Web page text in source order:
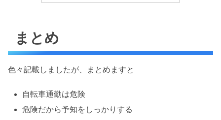
まとめ
色々記載しましたが、まとめますと
自転車通勤は危険
危険だから予知をしっかりする